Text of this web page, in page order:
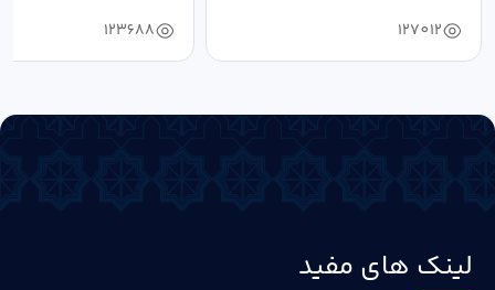
127012
123688
لینک های مفید